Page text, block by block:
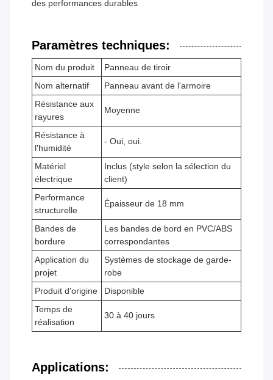
des performances durables
Paramètres techniques:
Nom du produit
Panneau de tiroir
Nom alternatif
Panneau avant de l'armoire
Résistance aux
rayures
Moyenne
Résistance à
l'humidité
- Oui, oui.
Matériel
électrique
Inclus (style selon la sélection du
client)
Performance
structurelle
Épaisseur de 18 mm
Bandes de
bordure
Les bandes de bord en PVC/ABS
correspondantes
Application du
projet
Systèmes de stockage de garde-
robe
Produit d'origine
Disponible
Temps de
réalisation
30 à 40 jours
Applications: